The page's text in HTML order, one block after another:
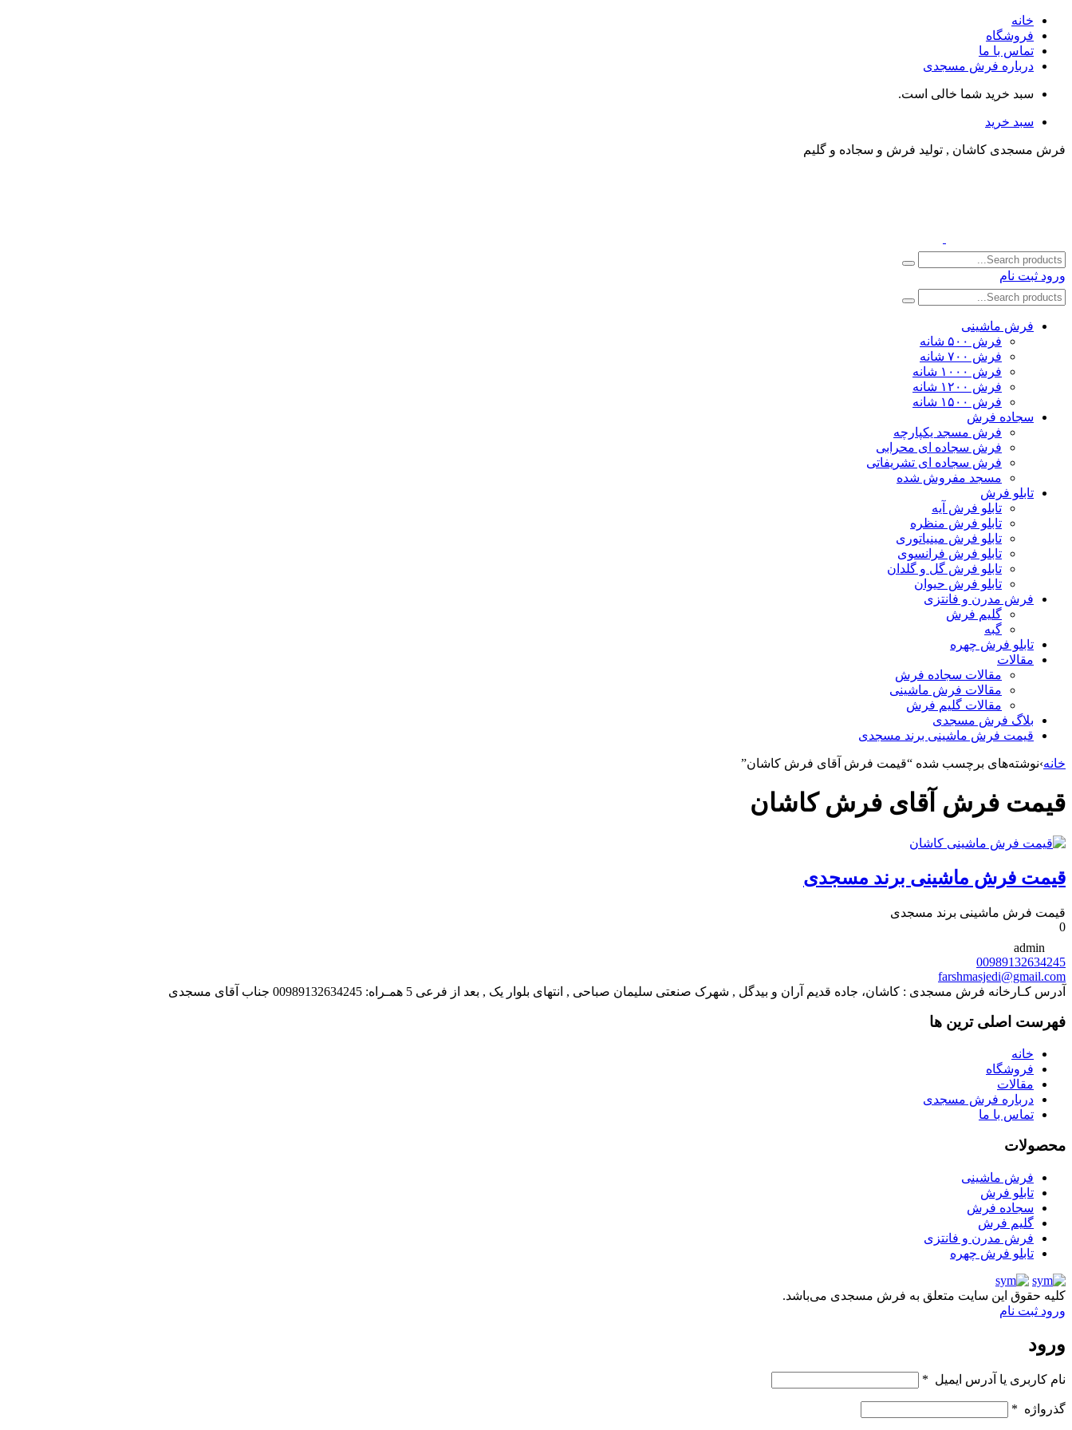
خانه
فروشگاه
تماس با ما
درباره فرش مسجدی
سبد خرید شما خالی است.
سبد خرید
فرش مسجدی کاشان , تولید فرش و سجاده و گلیم
ورود ثبت نام
فرش ماشینی
فرش ۵۰۰ شانه
فرش ۷۰۰ شانه
فرش ۱۰۰۰ شانه
فرش ۱۲۰۰ شانه
فرش ۱۵۰۰ شانه
سجاده فرش
فرش مسجد یکپارچه
فرش سجاده ای محرابی
فرش سجاده ای تشریفاتی
مسجد مفروش شده
تابلو فرش
تابلو فرش آیه
تابلو فرش منظره
تابلو فرش مینیاتوری
تابلو فرش فرانسوی
تابلو فرش گل و گلدان
تابلو فرش حیوان
فرش مدرن و فانتزی
گلیم فرش
گبه
تابلو فرش چهره
مقالات
مقالات سجاده فرش
مقالات فرش ماشینی
مقالات گلیم فرش
بلاگ فرش مسجدی
قیمت فرش ماشینی برند مسجدی
خانه›نوشته‌های برچسب شده “قیمت فرش آقای فرش کاشان”
قیمت فرش آقای فرش کاشان
قیمت فرش ماشینی برند مسجدی
قیمت فرش ماشینی برند مسجدی
0
admin
00989132634245
farshmasjedi@gmail.com
آدرس کـارخانه فرش مسجدی : کاشان، جاده قدیم آران و بیدگل , شهرک صنعتی سلیمان صباحی , انتهای بلوار یک , بعد از فرعی 5 همـراه: 00989132634245 جناب آقای مسجدی
فهرست اصلی ترین ها
خانه
فروشگاه
مقالات
درباره فرش مسجدی
تماس با ما
محصولات
فرش ماشینی
تابلو فرش
سجاده فرش
گلیم فرش
فرش مدرن و فانتزی
تابلو فرش چهره
کلیه حقوق این سایت متعلق به فرش مسجدی می‌باشد.
ورود ثبت نام
ورود
نام کاربری یا آدرس ایمیل *
گذرواژه *